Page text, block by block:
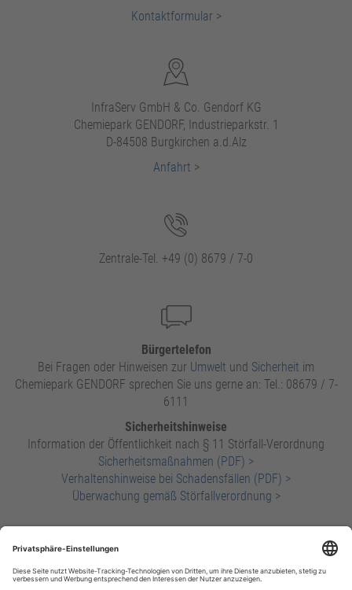
Kontaktformular>
InfraServ GmbH & Co. Gendorf KG
Chemiepark GENDORF, Industrieparkstr. 1
D-84508 Burgkirchen a.d.Alz
Anfahrt >
Zentrale-Tel. +49 (0) 8679 / 7-0
Bürgertelefon
Bei Fragen oder Hinweisen zur Umwelt und Sicherheit im
Chemiepark GENDORF sprechen Sie uns gerne an: Tel.: 08679 / 7-
6111
Sicherheitshinweise
Information der Öffentlichkeit nach § 11 Störfall-Verordnung
Sicherheitsmaßnahmen (PDF) >
Verhaltenshinweise bei Schadensfällen (PDF) >
Überwachung gemäß Störfallverordnung >